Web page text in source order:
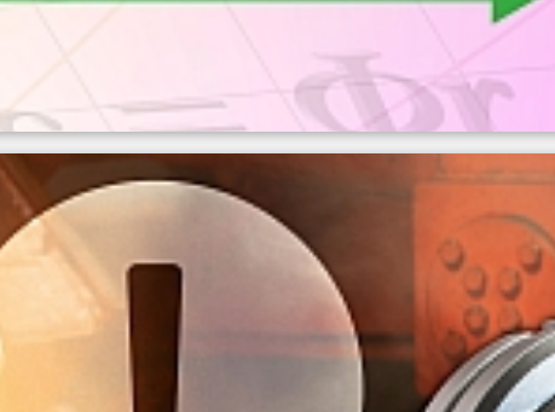
la emisividad